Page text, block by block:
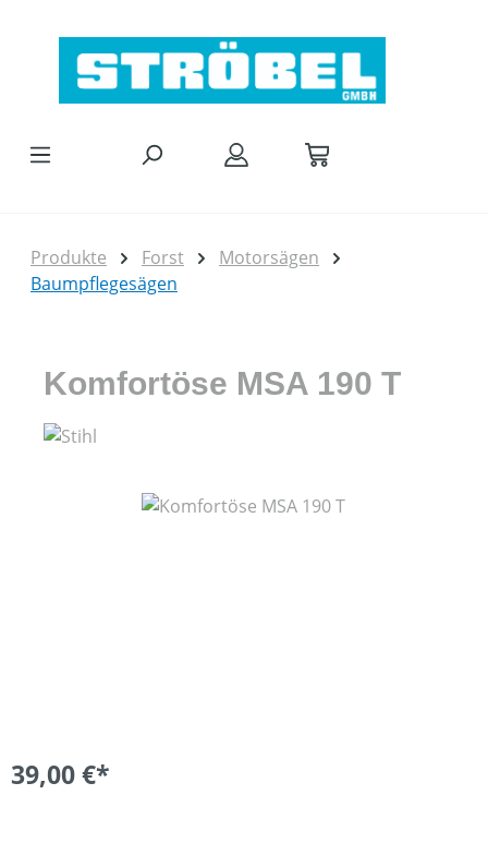
Produkte Forst
Motorsägen
Baumpflegesägen
Komfortöse MSA 190 T
Bildergalerie überspringen
39,00 €*